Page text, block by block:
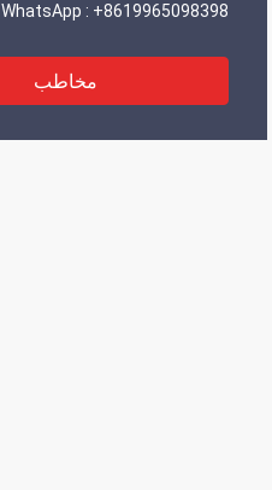
WhatsApp : +8619965098398
مخاطب